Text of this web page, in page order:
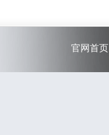
官网首页